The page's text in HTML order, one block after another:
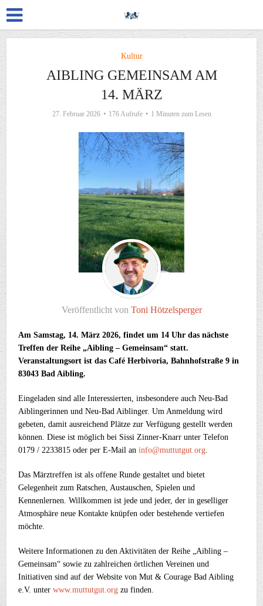
Kultur
AIBLING GEMEINSAM AM
14. MÄRZ
27. Februar 2026 176 Aufrufe 1 Minuten zum Lesen
Veröffentlicht von Toni Hötzelsperger
Am Samstag, 14. März 2026, findet um 14 Uhr das nächste
Treffen der Reihe „Aibling – Gemeinsam“ statt.
Veranstaltungsort ist das Café Herbivoria, Bahnhofstraße 9 in
83043 Bad Aibling.
Eingeladen sind alle Interessierten, insbesondere auch Neu-Bad
Aiblingerinnen und Neu-Bad Aiblinger. Um Anmeldung wird
gebeten, damit ausreichend Plätze zur Verfügung gestellt werden
können. Diese ist möglich bei Sissi Zinner-Knarr unter Telefon
0179 / 2233815 oder per E-Mail aninfo@muttutgut.org.
Das Märztreffen ist als offene Runde gestaltet und bietet
Gelegenheit zum Ratschen, Austauschen, Spielen und
Kennenlernen. Willkommen ist jede und jeder, der in geselliger
Atmosphäre neue Kontakte knüpfen oder bestehende vertiefen
möchte.
Weitere Informationen zu den Aktivitäten der Reihe „Aibling –
Gemeinsam“ sowie zu zahlreichen örtlichen Vereinen und
Initiativen sind auf der Website von Mut & Courage Bad Aibling
e.V. unterwww.muttutgut.org zu finden.